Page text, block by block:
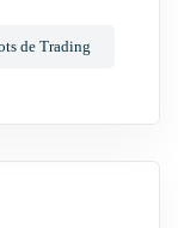
de Trading